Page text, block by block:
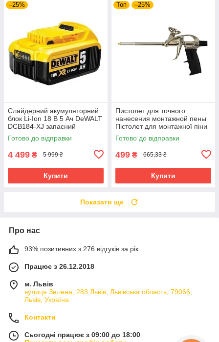
–25%
Слайдерний акумуляторний
блок Li-Ion 18 В 5 Ач DeWALT
DCB184-XJ запасний
акумулятор для
електроінструменту АКБ лі-
Готово до відправки
4 499 ₴ 5 999 ₴
Купити
Топ –25%
Пистолет для точного
нанесения монтажной пены
Пістолет для монтажної піни
GEKO G01199
Готово до відправки
499 ₴ 665,33 ₴
Купити
Показати ще
Про нас
93% позитивних з 276 відгуків за рік
Працює з 26.12.2018
м. Львів
вулиця Зелена, 283 Львів, Львівська область, 79066,
Львів, Україна
Контакти
Сьогодні працює з 09:00 до 18:00